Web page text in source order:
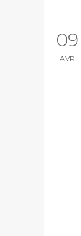
09
AVR